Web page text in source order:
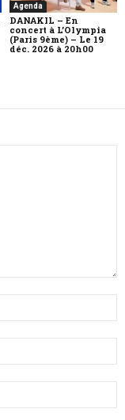
Agenda
DANAKIL – En
concert à L’Olympia
(Paris 9ème) – Le 19
déc. 2026 à 20h00